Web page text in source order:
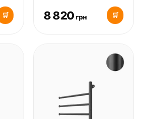
🛒 8 820 грн 🛒